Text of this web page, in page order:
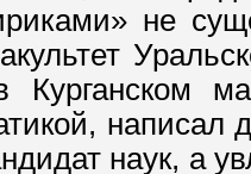
не
написал
наук, а